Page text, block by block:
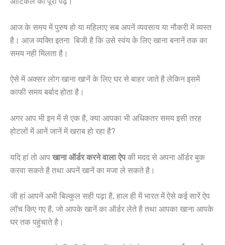
आज के समय में पुरुष हो या महिलाए सब अपनें व्यवसाय या नौकरी में व्यस्त
है। आज व्यक्ति इतना बिजी है कि उसे स्वंय के लिए खाना बनानें तक का
समय नही मिलता है।
ऐसे में अक्सर लोग खाना खानें के लिए घर से बाहर जाते है लेकिन इसमें
काफी समय बर्बाद होता है।
अगर आप भी इन में से एक है, क्या आपका भी अधिकतर समय इसी तरह
होटलों में आनें जानें में खराब हो रहा है?
यदि हां तो आप खाना ऑर्डर करने वाला ऐपकी मदद से अपना ऑर्डर बुक
करवा सकते है तथा अपनें खानें का मजा ले सकते है।
जी हां आपनें अभी बिल्कुल सही पढ़ा है, हाल ही में भारत में ऐसे कई सारें ऐप
लॉच किए गए है, जो आपके खानें का ऑर्डर लेते है तथा आपका खाना आपके
घर तक पहुंचाते है।